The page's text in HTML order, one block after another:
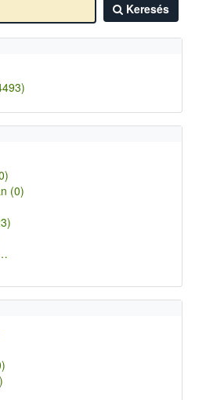
Keresés
(0)